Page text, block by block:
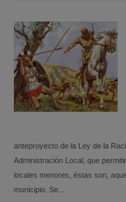
anteproyecto de la Ley de la
Administración Local, que
locales menores, éstas son,
municipio. Se...